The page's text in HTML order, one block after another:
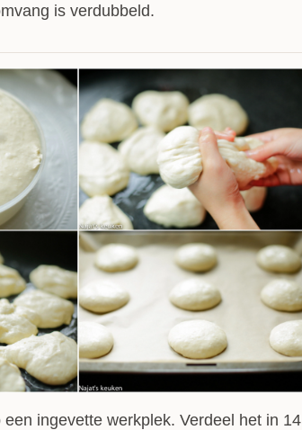
is verdubbeld.
ingevette werkplek. Verdeel het in 14